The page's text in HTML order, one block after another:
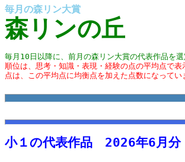
毎月の森リン大賞
森リンの丘
毎月10日以降に、前月の森リン大賞の代表作品を選
順位は、思考・知識・表現・経験の点の平均点で
点は、この平均点に均衡点を加えた点数になってい
小１の代表作品 2026年6月分